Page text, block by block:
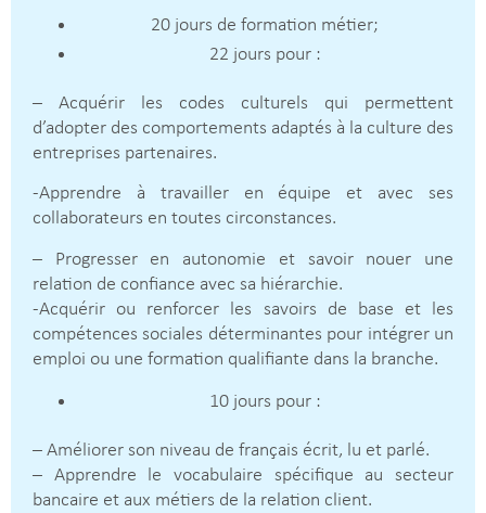
20 jours de formation métier;
22 jours pour :
– Acquérir les codes culturels qui permettent
d’adopter des comportements adaptés à la culture des
entreprises partenaires.
-Apprendre à travailler en équipe et avec ses
collaborateurs en toutes circonstances.
– Progresser en autonomie et savoir nouer une
relation de confiance avec sa hiérarchie.
-Acquérir ou renforcer les savoirs de base et les
compétences sociales déterminantes pour intégrer un
emploi ou une formation qualifiante dans la branche.
10 jours pour :
– Améliorer son niveau de français écrit, lu et parlé.
– Apprendre le vocabulaire spécifique au secteur
bancaire et aux métiers de la relation client.